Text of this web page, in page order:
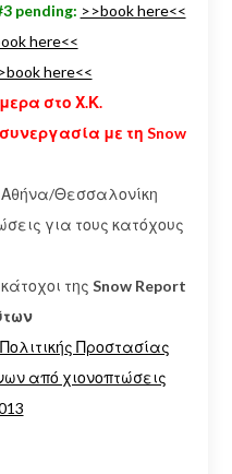
pending: >>book here<<
here<<
here<<
στο Χ.Κ.
με τη Snow
Θεσσαλονίκη
για τους κατόχους
της Snow Report
Προστασίας
από χιονοπτώσεις